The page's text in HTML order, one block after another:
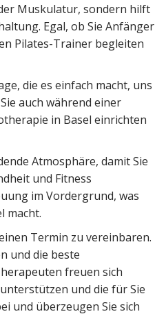
Muskulatur, sondern hilft
Egal, ob Sie Anfänger
Pilates-Trainer begleiten
die es einfach macht, uns
auch während einer
in Basel einrichten
Atmosphäre, damit Sie
und Fitness
im Vordergrund, was
macht.
Termin zu vereinbaren.
und die beste
freuen sich
und die für Sie
und überzeugen Sie sich